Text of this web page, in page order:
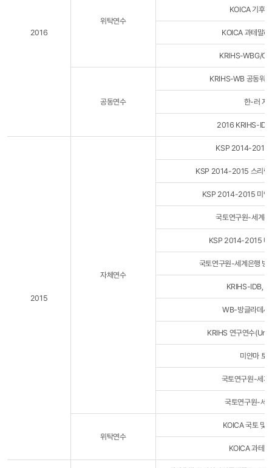
2016
위탁연수
KOICA 기후
KOICA 과테말
KRIHS-WBG/
공동연수
KRIHS-WB 공동워
한-러 지
2016 KRIHS-
2015
자체연수
KSP 2014-2015
KSP 2014-2015 스리랑
KSP 2014-2015 미얀
국토연구원-세계
KSP 2014-2015 베
국토연구원-세계은행 방
KRIHS-IDB,
WB-방글라데시
KRIHS 연구연수
미얀마 토
국토연구원-세계
국토연구원-세
위탁연수
KOICA 국토 및
KOICA 과테